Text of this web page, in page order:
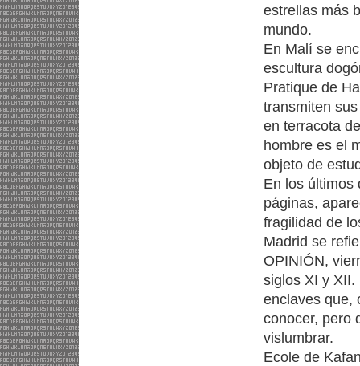
estrellas más
mundo.
En Malí se
escultura
Pratique de
transmiten
en terracota
hombre es el
objeto de
En los últimos
páginas,
fragilidad de
Madrid se
OPINIÓN,
siglos XI y
enclaves que,
conocer, pero
vislumbrar.
Ecole de